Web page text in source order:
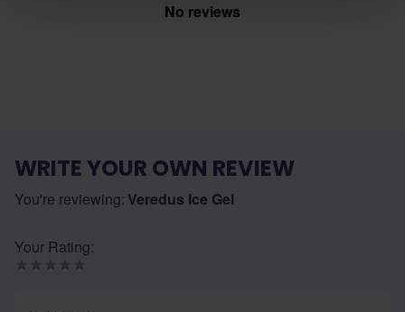
No reviews
WRITE YOUR OWN REVIEW
You're reviewing: Veredus Ice Gel
Your Rating: